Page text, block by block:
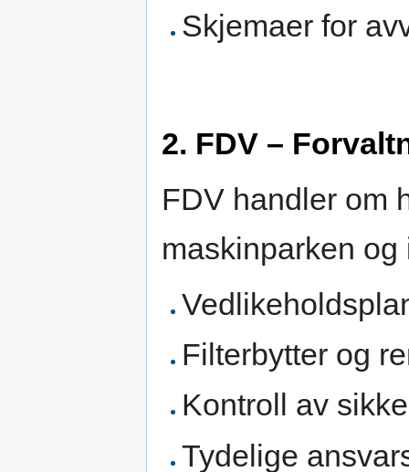
Skjemaer for
2. FDV –
FDV handler om
maskinparken
Filterbytter og
Kontroll av
Tydelige